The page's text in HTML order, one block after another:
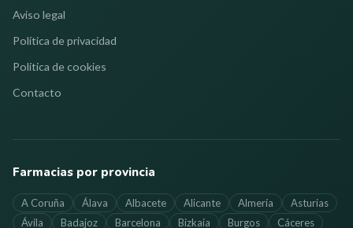
Aviso legal
Política de privacidad
Política de cookies
Contacto
Farmacias por provincia
A Coruña Álava Albacete Alicante Almería
Asturias
Ávila
Badajoz Barcelona Bizkaia Burgos
Cáceres